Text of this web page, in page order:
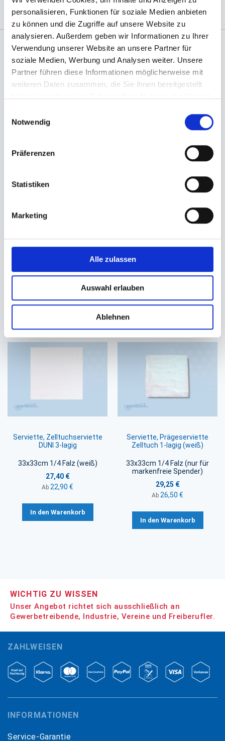
personalisieren, Funktionen für soziale Medien anbieten
zu können und die Zugriffe auf unsere Website zu
analysieren. Außerdem geben wir Informationen zu Ihrer
Verwendung unserer Website an unsere Partner für
soziale Medien, Werbung und Analysen weiter. Unsere
Partner führen diese Informationen möglicherweise mit
weiteren Daten zusammen, die Sie ihnen bereitgestellt
Notwendig
Präferenzen
Statistiken
Marketing
Alle zulassen
Auswahl erlauben
Ablehnen
Angaben zur Informationspflichten der GPSR
Produktsicherheitsverordnung:packpack.de GmbH, Am
Bullhamm 24-26, D-26441 Jever, info@packpack.de
42,30 €
In den Warenkorb
Serviette, Zelltuchserviette
DUNI 3-lagig
33x33cm 1/4 Falz (weiß)
27,40 €
Ab 22,90 €
In den Warenkorb
Serviette, Prägeserviette
Zelltuch 1-lagig (weiß)
33x33cm 1/4 Falz (nur für
markenfreie Spender)
29,25 €
Ab 26,50 €
In den Warenkorb
WICHTIG ZU WISSEN
Unser Angebot richtet sich ausschließlich an
Gewerbetreibende, Industrie, Vereine und Freiberufler.
ZAHLWEISEN
INFORMATIONEN
Service-Garantie